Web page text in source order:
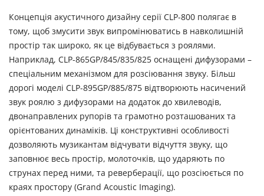
Концепція акустичного дизайну серії CLP-800 полягає в
тому, щоб змусити звук випромінюватись в навколишній
простір так широко, як це відбувається з роялями.
Наприклад, CLP-865GP/845/835/825 оснащені дифузорами –
спеціальним механізмом для розсіювання звуку. Більш
дорогі моделі CLP-895GP/885/875 відтворюють насичений
звук роялю з дифузорами на додаток до хвилеводів,
двонаправлених рупорів та грамотно розташованих та
орієнтованих динаміків. Ці конструктивні особливості
дозволяють музикантам відчувати відчуття звуку, що
заповнює весь простір, молоточків, що ударяють по
струнах перед ними, та реверберації, що розсіюється по
краях простору (Grand Acoustic Imaging).